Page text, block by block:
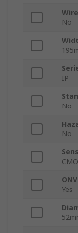
No
IP
No
No
Yes